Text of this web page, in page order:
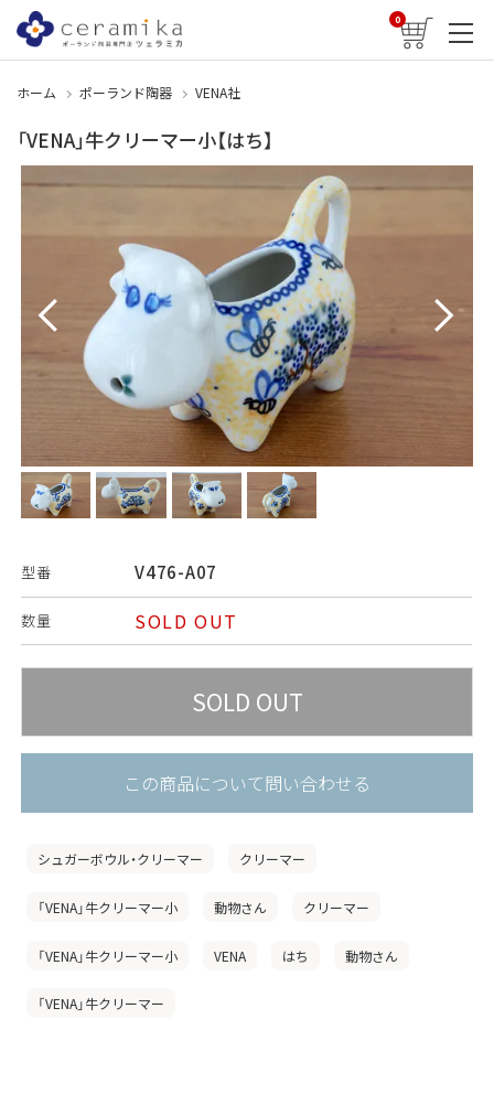
0
ホーム ポーランド陶器 VENA社
「VENA」牛クリーマー小【はち】
型番 V476-A07
数量 SOLD OUT
この商品について問い合わせる
シュガーボウル・クリーマー クリーマー
「VENA」牛クリーマー小 動物さん クリーマー
「VENA」牛クリーマー小 VENA はち 動物さん
「VENA」牛クリーマー